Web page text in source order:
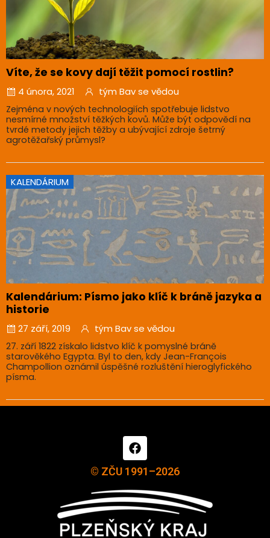
Víte, že se kovy dají těžit pomocí rostlin?
4 února, 2021 tým Bav se vědou
Zejména v nových technologiích spotřebuje lidstvo
nesmírné množství těžkých kovů. Může být odpovědí na
tvrdé metody jejich těžby a ubývající zdroje šetrný
agrotěžařský průmysl?
KALENDÁRIUM
Kalendárium: Písmo jako klíč k bráně jazyka a
historie
27 září, 2019 tým Bav se vědou
27. září 1822 získalo lidstvo klíč k pomyslné bráně
starověkého Egypta. Byl to den, kdy Jean-François
Champollion oznámil úspěšné rozluštění hieroglyfického
písma.
© ZČU 1991–2026